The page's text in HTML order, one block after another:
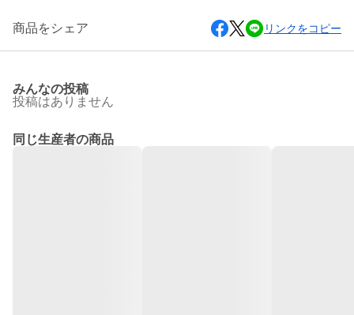
商品をシェア リンクをコピー
みんなの投稿
投稿はありません
同じ生産者の商品